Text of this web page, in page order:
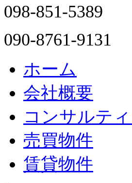
098-851-5389
090-8761-9131
ホーム
会社概要
コンサルテ
売買物件
賃貸物件